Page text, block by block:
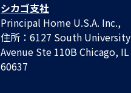
シカゴ支社
Principal Home U.S.A. Inc.,
住所：6127 South University
Avenue Ste 110B Chicago, IL
60637